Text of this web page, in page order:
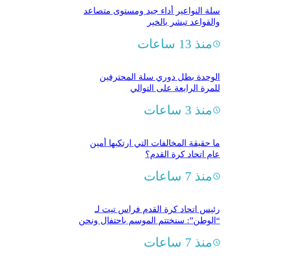
سلة النواعير أداء جيد ومستوى متصاعد
والقواعد تبشر بالخير
منذ 13 ساعات
الوحدة بطل دوري سلة المحترفين
للمرة الرابعة على التوالي
منذ 3 ساعات
ما حقيقة المخالفات التي ارتكبها أمين
عام اتحاد كرة القدم؟
منذ 7 ساعات
رئيس اتحاد كرة القدم فراس تيت لـ
“الوطن”: سنختتم الموسم باحتفال ونحن
منذ 7 ساعات